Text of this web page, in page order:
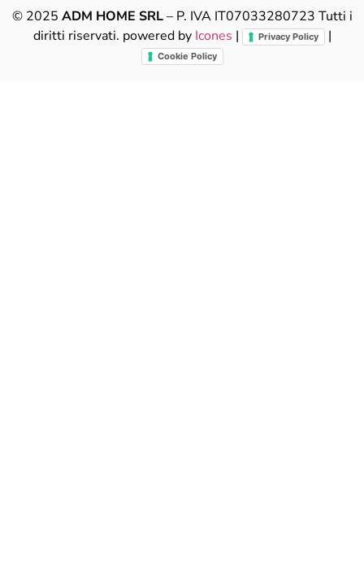
© 2025 ADM HOME SRL– P. IVA IT07033280723 Tutti i
diritti riservati. powered by Icones | Privacy Policy |
Cookie Policy